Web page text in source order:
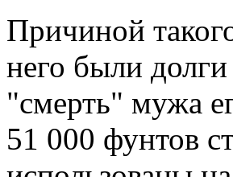
Причиной
него были
"смерть" мужа
51 000 фунтов